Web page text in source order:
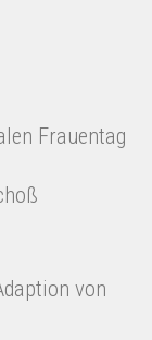
Frauentag
von